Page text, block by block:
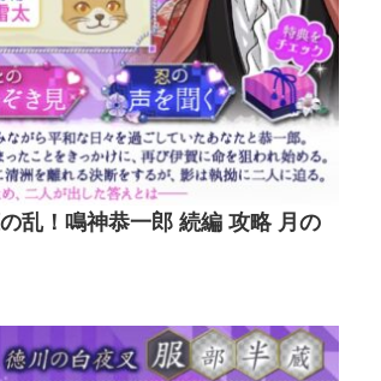
乱！鳴神恭一郎 続編 攻略 月の